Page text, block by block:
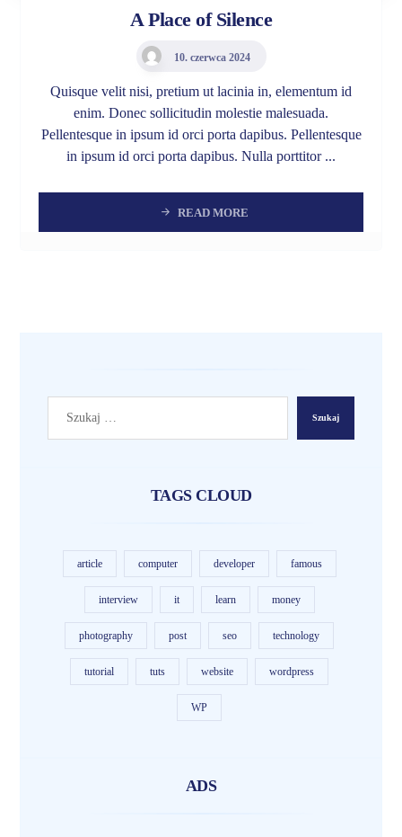
A Place of Silence
10. czerwca 2024
Quisque velit nisi, pretium ut lacinia in, elementum id
enim. Donec sollicitudin molestie malesuada.
Pellentesque in ipsum id orci porta dapibus. Pellentesque
in ipsum id orci porta dapibus. Nulla porttitor ...
READ MORE
TAGS CLOUD
article computer developer famous
interview it learn money
photography post seo technology
tutorial tuts website wordpress
WP
ADS